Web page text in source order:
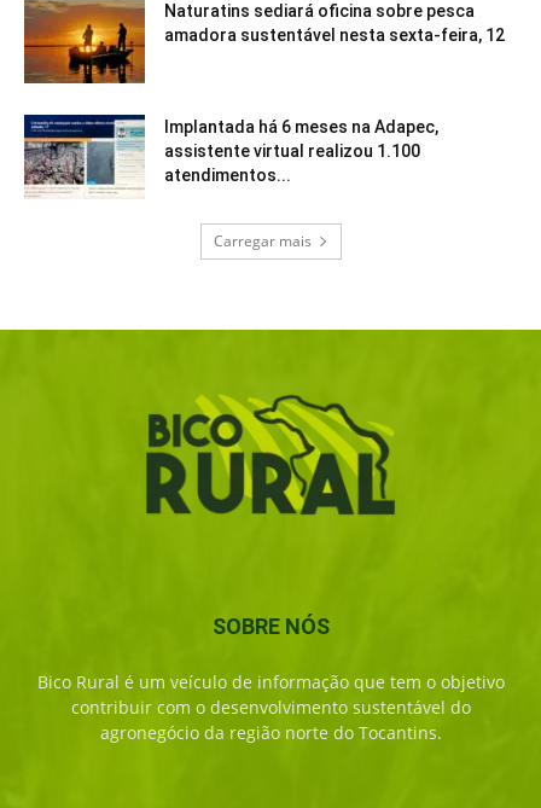
Naturatins sediará oficina sobre pesca
amadora sustentável nesta sexta-feira, 12
Implantada há 6 meses na Adapec,
assistente virtual realizou 1.100
atendimentos...
Carregar mais
SOBRE NÓS
Bico Rural é um veículo de informação que tem o objetivo
contribuir com o desenvolvimento sustentável do
agronegócio da região norte do Tocantins.